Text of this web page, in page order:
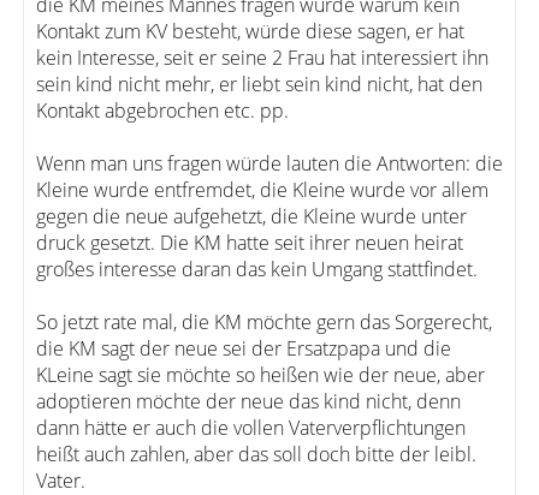
Kontakt zum KV besteht, würde diese sagen, er hat
kein Interesse, seit er seine 2 Frau hat interessiert ihn
sein kind nicht mehr, er liebt sein kind nicht, hat den
Kontakt abgebrochen etc. pp.
Wenn man uns fragen würde lauten die Antworten: die
Kleine wurde entfremdet, die Kleine wurde vor allem
gegen die neue aufgehetzt, die Kleine wurde unter
druck gesetzt. Die KM hatte seit ihrer neuen heirat
großes interesse daran das kein Umgang stattfindet.
So jetzt rate mal, die KM möchte gern das Sorgerecht,
die KM sagt der neue sei der Ersatzpapa und die
KLeine sagt sie möchte so heißen wie der neue, aber
adoptieren möchte der neue das kind nicht, denn
dann hätte er auch die vollen Vaterverpflichtungen
heißt auch zahlen, aber das soll doch bitte der leibl.
Vater.